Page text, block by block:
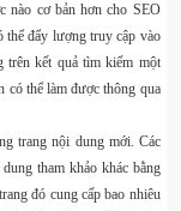
nào cơ bản hơn cho SEO
thể đẩy lượng truy cập vào
trên kết quả tìm kiếm một
có thể làm được thông qua
trang nội dung mới. Các
tham khảo khác bằng
đó cung cấp bao nhiêu